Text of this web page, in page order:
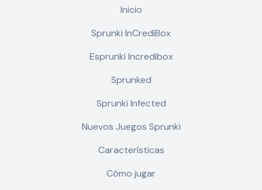
Inicio
Sprunki InCrediBox
Esprunki Incredibox
Sprunked
Sprunki Infected
Nuevos Juegos Sprunki
Características
Cómo jugar